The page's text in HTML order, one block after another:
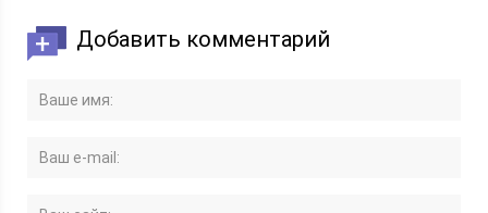
Добавить комментарий